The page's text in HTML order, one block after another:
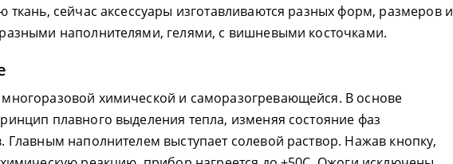
ткань, сейчас аксессуары изготавливаются разных форм, размеров и
наполнителями, гелями, с вишневыми косточками.
химической и саморазогревающейся. В основе
плавного выделения тепла, изменяя состояние фаз
Главным наполнителем выступает солевой раствор. Нажав кнопку,